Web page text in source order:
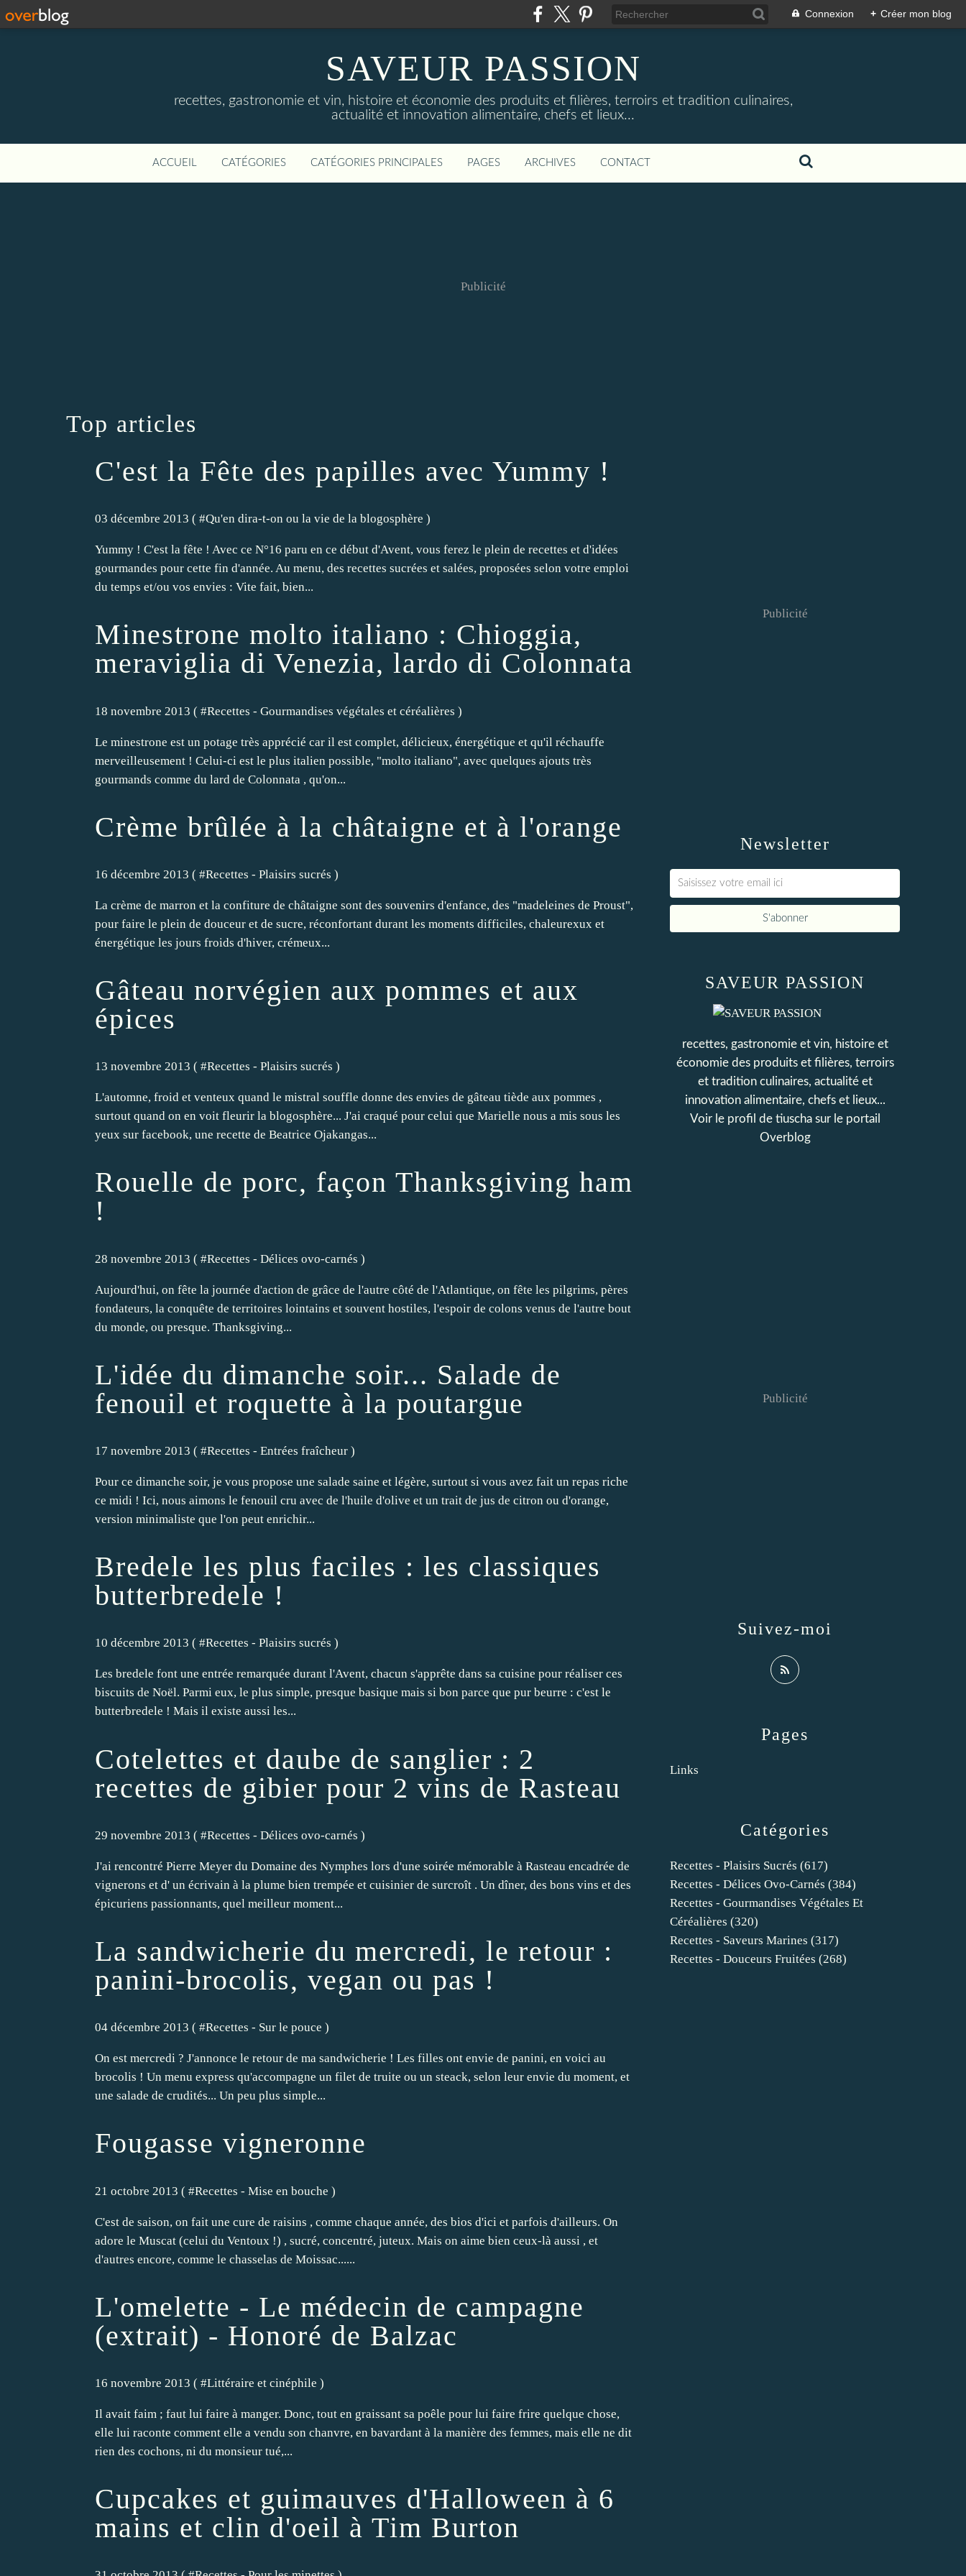
Connexion + Créer mon blog
SAVEUR PASSION
recettes, gastronomie et vin, histoire et économie des produits et filières, terroirs et tradition culinaires,
actualité et innovation alimentaire, chefs et lieux...
ACCUEIL CATÉGORIES CATÉGORIES PRINCIPALES PAGES ARCHIVES CONTACT
Publicité
Top articles
C'est la Fête des papilles avec Yummy !
03 décembre 2013 ( #Qu'en dira-t-on ou la vie de la blogosphère )
Yummy ! C'est la fête ! Avec ce N°16 paru en ce début d'Avent, vous ferez le plein de recettes et d'idées
gourmandes pour cette fin d'année. Au menu, des recettes sucrées et salées, proposées selon votre emploi
du temps et/ou vos envies : Vite fait, bien...
Minestrone molto italiano : Chioggia,
meraviglia di Venezia, lardo di Colonnata
18 novembre 2013 ( #Recettes - Gourmandises végétales et céréalières )
Le minestrone est un potage très apprécié car il est complet, délicieux, énergétique et qu'il réchauffe
merveilleusement ! Celui-ci est le plus italien possible, "molto italiano", avec quelques ajouts très
gourmands comme du lard de Colonnata , qu'on...
Crème brûlée à la châtaigne et à l'orange
16 décembre 2013 ( #Recettes - Plaisirs sucrés )
La crème de marron et la confiture de châtaigne sont des souvenirs d'enfance, des "madeleines de Proust",
pour faire le plein de douceur et de sucre, réconfortant durant les moments difficiles, chaleurexux et
énergétique les jours froids d'hiver, crémeux...
Gâteau norvégien aux pommes et aux
épices
13 novembre 2013 ( #Recettes - Plaisirs sucrés )
L'automne, froid et venteux quand le mistral souffle donne des envies de gâteau tiède aux pommes ,
surtout quand on en voit fleurir la blogosphère... J'ai craqué pour celui que Marielle nous a mis sous les
yeux sur facebook, une recette de Beatrice Ojakangas...
Rouelle de porc, façon Thanksgiving ham
!
28 novembre 2013 ( #Recettes - Délices ovo-carnés )
Aujourd'hui, on fête la journée d'action de grâce de l'autre côté de l'Atlantique, on fête les pilgrims, pères
fondateurs, la conquête de territoires lointains et souvent hostiles, l'espoir de colons venus de l'autre bout
du monde, ou presque. Thanksgiving...
L'idée du dimanche soir... Salade de
fenouil et roquette à la poutargue
17 novembre 2013 ( #Recettes - Entrées fraîcheur )
Pour ce dimanche soir, je vous propose une salade saine et légère, surtout si vous avez fait un repas riche
ce midi ! Ici, nous aimons le fenouil cru avec de l'huile d'olive et un trait de jus de citron ou d'orange,
version minimaliste que l'on peut enrichir...
Bredele les plus faciles : les classiques
butterbredele !
10 décembre 2013 ( #Recettes - Plaisirs sucrés )
Les bredele font une entrée remarquée durant l'Avent, chacun s'apprête dans sa cuisine pour réaliser ces
biscuits de Noël. Parmi eux, le plus simple, presque basique mais si bon parce que pur beurre : c'est le
butterbredele ! Mais il existe aussi les...
Cotelettes et daube de sanglier : 2
recettes de gibier pour 2 vins de Rasteau
29 novembre 2013 ( #Recettes - Délices ovo-carnés )
J'ai rencontré Pierre Meyer du Domaine des Nymphes lors d'une soirée mémorable à Rasteau encadrée de
vignerons et d' un écrivain à la plume bien trempée et cuisinier de surcroît . Un dîner, des bons vins et des
épicuriens passionnants, quel meilleur moment...
La sandwicherie du mercredi, le retour :
panini-brocolis, vegan ou pas !
04 décembre 2013 ( #Recettes - Sur le pouce )
On est mercredi ? J'annonce le retour de ma sandwicherie ! Les filles ont envie de panini, en voici au
brocolis ! Un menu express qu'accompagne un filet de truite ou un steack, selon leur envie du moment, et
une salade de crudités... Un peu plus simple...
Fougasse vigneronne
21 octobre 2013 ( #Recettes - Mise en bouche )
C'est de saison, on fait une cure de raisins , comme chaque année, des bios d'ici et parfois d'ailleurs. On
adore le Muscat (celui du Ventoux !) , sucré, concentré, juteux. Mais on aime bien ceux-là aussi , et
d'autres encore, comme le chasselas de Moissac......
L'omelette - Le médecin de campagne
(extrait) - Honoré de Balzac
16 novembre 2013 ( #Littéraire et cinéphile )
Il avait faim ; faut lui faire à manger. Donc, tout en graissant sa poêle pour lui faire frire quelque chose,
elle lui raconte comment elle a vendu son chanvre, en bavardant à la manière des femmes, mais elle ne dit
rien des cochons, ni du monsieur tué,...
Cupcakes et guimauves d'Halloween à 6
mains et clin d'oeil à Tim Burton
Newsletter
Publicité
Catégories
Recettes - Plaisirs Sucrés (617)
Recettes - Délices Ovo-Carnés (384)
Recettes - Gourmandises Végétales Et
Céréalières (320)
Recettes - Saveurs Marines (317)
Recettes - Douceurs Fruitées (268)
Pages
Links
SAVEUR PASSION
recettes, gastronomie et vin, histoire et
économie des produits et filières, terroirs
et tradition culinaires, actualité et
innovation alimentaire, chefs et lieux...
Voir le profil de tiuschasur le portail
Overblog
Suivez-moi
Publicité